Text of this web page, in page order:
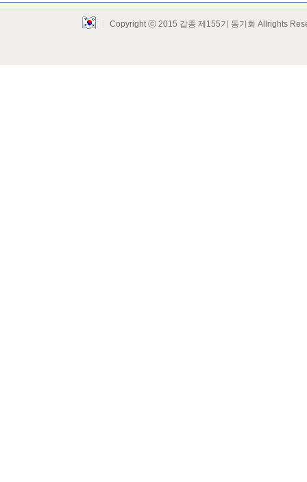
Copyright ⓒ 2015 갑종 제155기 동기회 Allrights